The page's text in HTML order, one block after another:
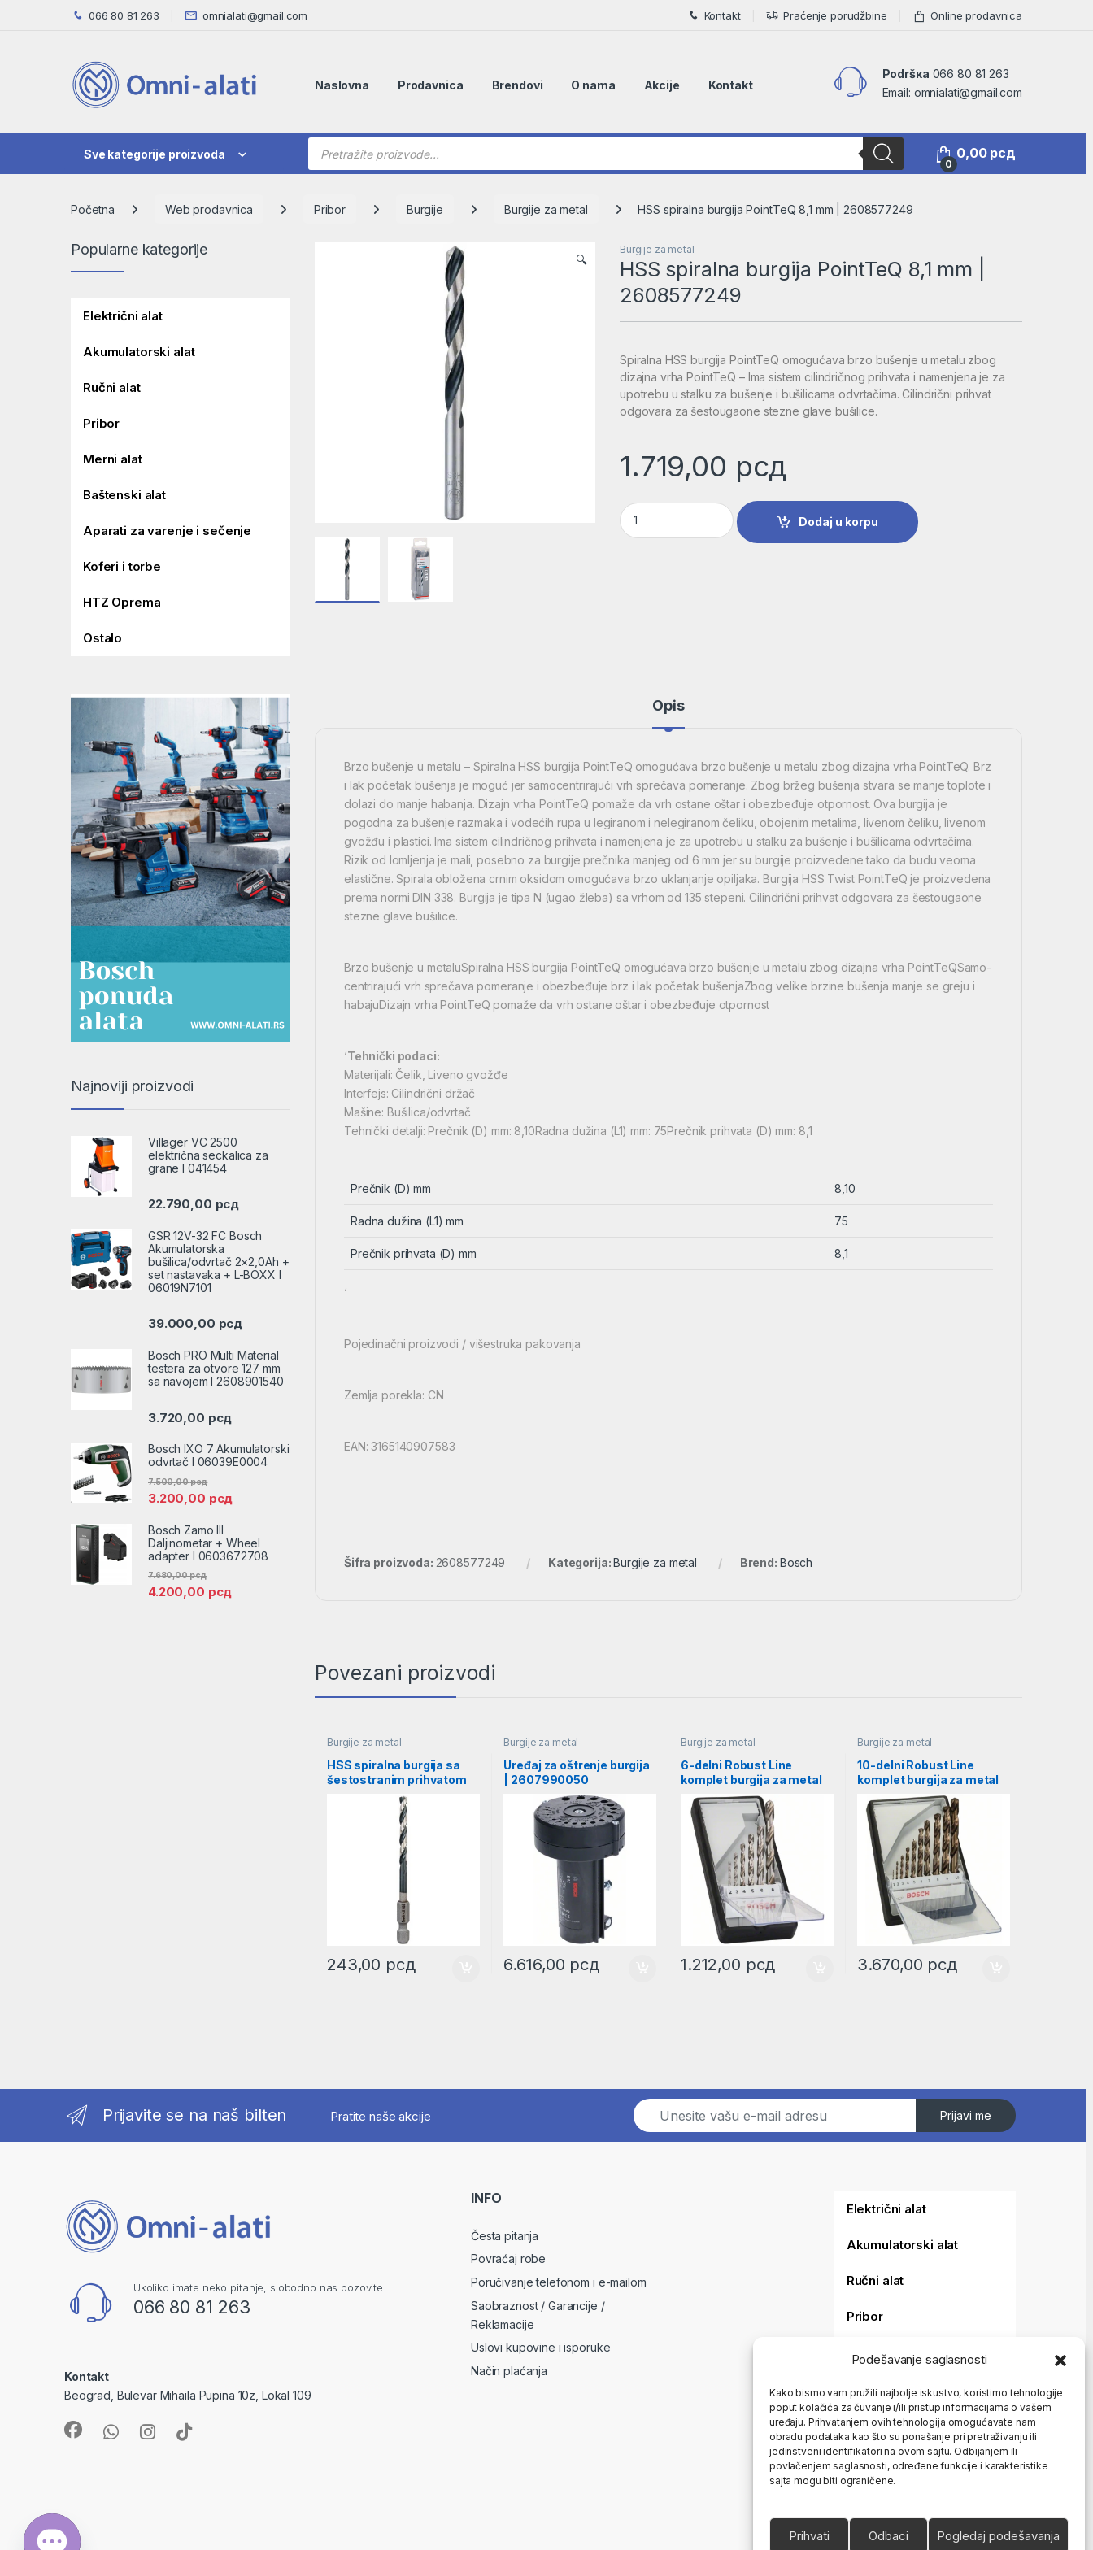
Podešavanje saglasnosti
Kako bismo vam pružili najbolje iskustvo, koristimo tehnologije
poput kolačića za čuvanje i/ili pristup informacijama o vašem
uređaju. Prihvatanjem ovih tehnologija omogućavate nam
obradu podataka kao što su ponašanje pri pretraživanju ili
jedinstveni identifikatori na ovom sajtu. Odbijanjem ili
povlačenjem saglasnosti, određene funkcije i karakteristike
sajta mogu biti ograničene.
Prihvati Odbaci Pogledaj podešavanja
Skip to navigation
Skip to content 066 80 81 263 omnialati@gmail.com Kontakt Praćenje porudžbine Online prodavnica
Naslovna Prodavnica Brendovi O nama Akcije Kontakt
Podršкa 066 80 81 263
Email: omnialati@gmail.com
Sve kategorije proizvoda
Products search
0
0,00 рсд
Početna Web prodavnica Pribor Burgije Burgije za metal HSS spiralna burgija PointTeQ 8,1 mm | 2608577249
🔍
Burgije za metal
HSS spiralna burgija PointTeQ 8,1 mm |
2608577249
Spiralna HSS burgija PointTeQ omogućava brzo bušenje u metalu zbog
dizajna vrha PointTeQ – Ima sistem cilindričnog prihvata i namenjena je za
upotrebu u stalku za bušenje i bušilicama odvrtačima. Cilindrični prihvat
odgovara za šestougaone stezne glave bušilice.
1.719,00 рсд
HSS spiralna burgija PointTeQ 8,1 mm | 2608577249 količina
Dodaj u korpu
Opis
Brzo bušenje u metalu – Spiralna HSS burgija PointTeQ omogućava brzo bušenje u metalu zbog dizajna vrha PointTeQ. Brz
i lak početak bušenja je moguć jer samocentrirajući vrh sprečava pomeranje. Zbog bržeg bušenja stvara se manje toplote i
dolazi do manje habanja. Dizajn vrha PointTeQ pomaže da vrh ostane oštar i obezbeđuje otpornost. Ova burgija je
pogodna za bušenje razmaka i vodećih rupa u legiranom i nelegiranom čeliku, obojenim metalima, livenom čeliku, livenom
gvožđu i plastici. Ima sistem cilindričnog prihvata i namenjena je za upotrebu u stalku za bušenje i bušilicama odvrtačima.
Rizik od lomljenja je mali, posebno za burgije prečnika manjeg od 6 mm jer su burgije proizvedene tako da budu veoma
elastične. Spirala obložena crnim oksidom omogućava brzo uklanjanje opiljaka. Burgija HSS Twist PointTeQ je proizvedena
prema normi DIN 338. Burgija je tipa N (ugao žleba) sa vrhom od 135 stepeni. Cilindrični prihvat odgovara za šestougaone
stezne glave bušilice.
Brzo bušenje u metaluSpiralna HSS burgija PointTeQ omogućava brzo bušenje u metalu zbog dizajna vrha PointTeQSamo-
centrirajući vrh sprečava pomeranje i obezbeđuje brz i lak početak bušenjaZbog velike brzine bušenja manje se greju i
habajuDizajn vrha PointTeQ pomaže da vrh ostane oštar i obezbeđuje otpornost
‘Tehnički podaci:
Materijali: Čelik, Liveno gvožđe
Interfejs: Cilindrični držač
Mašine: Bušilica/odvrtač
Tehnički detalji: Prečnik (D) mm: 8,10Radna dužina (L1) mm: 75Prečnik prihvata (D) mm: 8,1
Prečnik (D) mm 8,10
Radna dužina (L1) mm 75
Prečnik prihvata (D) mm 8,1
‘
Pojedinačni proizvodi / višestruka pakovanja
Zemlja porekla: CN
EAN: 3165140907583
Šifra proizvoda: 2608577249 Kategorija:Burgije za metal Brend: Bosch
Povezani proizvodi
Burgije za metal
HSS spiralna burgija sa
šestostranim prihvatom
4,2mm | 2608577054
243,00 рсд
Burgije za metal
Uređaj za oštrenje burgija
| 2607990050
6.616,00 рсд
Burgije za metal
6-delni Robust Line
komplet burgija za metal
HSS-G, 135°, 2–8 mm |
2607010529
1.212,00 рсд
Burgije za metal
10-delni Robust Line
komplet burgija za metal
HSS-Co, 1–10 mm |
2607019925
3.670,00 рсд
Popularne kategorije
Električni alat
Akumulatorski alat
Ručni alat
Pribor
Merni alat
Baštenski alat
Aparati za varenje i sečenje
Koferi i torbe
HTZ Oprema
Ostalo
Najnoviji proizvodi
Villager VC 2500
električna seckalica za
grane l 041454
22.790,00 рсд
GSR 12V-32 FC Bosch
Akumulatorska
bušilica/odvrtač 2×2,0Ah +
set nastavaka + L-BOXX l
06019N7101
39.000,00 рсд
Bosch PRO Multi Material
testera za otvore 127 mm
sa navojem l 2608901540
3.720,00 рсд
Bosch IXO 7 Akumulatorski
odvrtač l 06039E0004
3.200,00 рсд
7.500,00рсд
Bosch Zamo III
Daljinometar + Wheel
adapter l 0603672708
4.200,00 рсд
7.680,00рсд
Prijavite se na naš bilten Pratite naše akcije
E
m
a
Prijavi me
Ukoliko imate neko pitanje, slobodno nas pozovite
066 80 81 263
Kontakt
Beograd, Bulevar Mihaila Pupina 10z, Lokal 109
INFO
Česta pitanja
Povraćaj robe
Poručivanje telefonom i e-mailom
Saobraznost / Garancije /
Reklamacije
Uslovi kupovine i isporuke
Način plaćanja
Električni alat
Akumulatorski alat
Ručni alat
Pribor
Merni alat
Baštenski alat
Aparati za varenje i
sečenje
Koferi i torbe
Ostalo